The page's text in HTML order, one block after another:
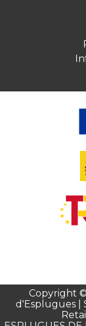
Copyright
d'Esplugues |